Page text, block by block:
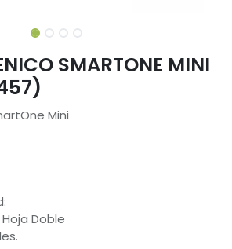
SMARTONE MINI
Mini
Doble